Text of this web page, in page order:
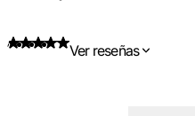
Ver reseñas